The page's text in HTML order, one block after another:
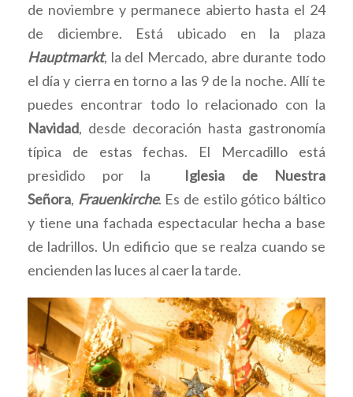
de noviembre y permanece abierto hasta el 24
de diciembre. Está ubicado en la plaza
Hauptmarkt, la del Mercado, abre durante todo
el día y cierra en torno a las 9 de la noche. Allí te
puedes encontrar todo lo relacionado con la
Navidad, desde decoración hasta gastronomía
típica de estas fechas. El Mercadillo está
presidido por la Iglesia de Nuestra
Señora, Frauenkirche. Es de estilo gótico báltico
y tiene una fachada espectacular hecha a base
de ladrillos. Un edificio que se realza cuando se
encienden las luces al caer la tarde.